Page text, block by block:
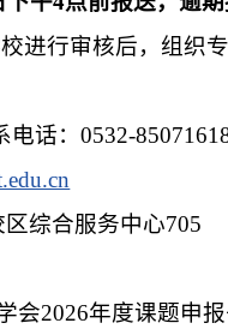
进行审核后，组织
话：0532-
综合服务中心705
会2026年度课题申